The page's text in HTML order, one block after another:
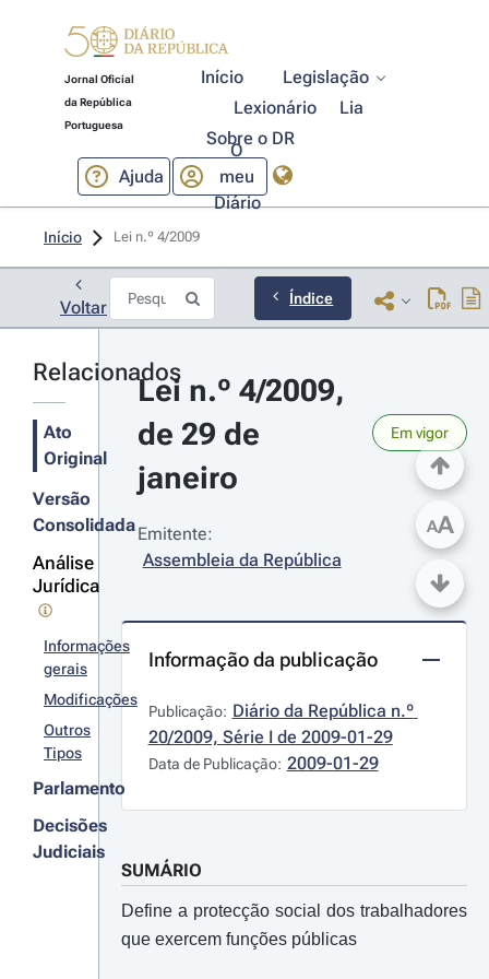
Jornal Oficial
da República
Portuguesa
Início
Legislação
Lexionário
Lia
Sobre o DR
Ajuda
O
meu
Diário
Início Lei n.º 4/2009
Voltar Índice
Relacionados
Ato
Original
Versão
Consolidada
Análise
Jurídica
Informações
gerais
Modificações
Outros
Tipos
Parlamento
Decisões
Judiciais
Lei n.º 4/2009,
de 29 de
janeiro
Em vigor
Emitente:
Assembleia da República
Informação da publicação
Publicação: Diário da República n.º
20/2009, Série I de 2009-01-29
Data de Publicação: 2009-01-29
SUMÁRIO
Define a protecção social dos trabalhadores
que exercem funções públicas
AA